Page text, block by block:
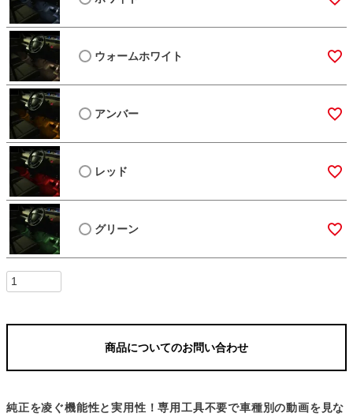
ウォームホワイト
アンバー
レッド
グリーン
商品についてのお問い合わせ
純正を凌ぐ機能性と実用性！専用工具不要で車種別の動画を見な